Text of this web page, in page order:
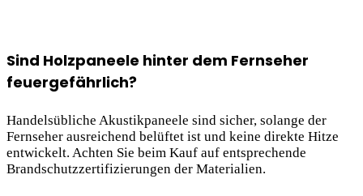
Sind Holzpaneele hinter dem Fernseher
feuergefährlich?
Handelsübliche Akustikpaneele sind sicher, solange der
Fernseher ausreichend belüftet ist und keine direkte Hitze
entwickelt. Achten Sie beim Kauf auf entsprechende
Brandschutzzertifizierungen der Materialien.